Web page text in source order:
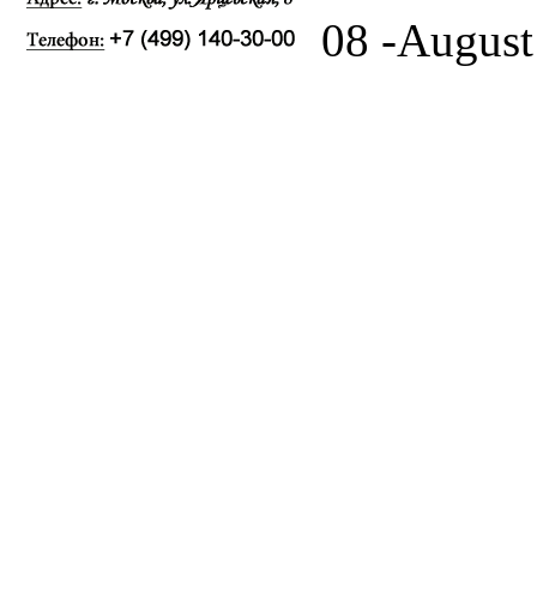
08 -